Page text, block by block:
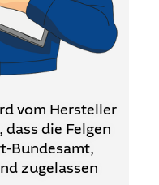
vom Hersteller
die Felgen
Bundesamt,
zugelassen